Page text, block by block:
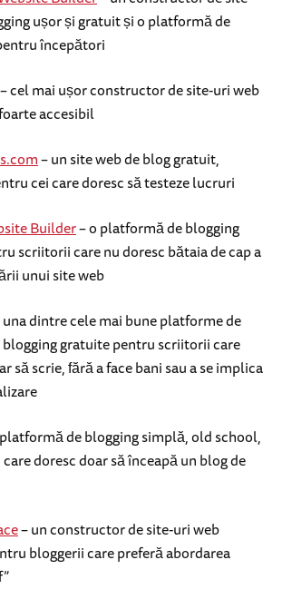
ușor și gratuit și o platformă de
începători
– cel mai ușor constructor de site-uri web
accesibil
– un site web de blog gratuit,
cei care doresc să testeze lucruri
Builder– o platformă de blogging
scriitorii care nu doresc bătaia de cap a
unui site web
una dintre cele mai bune platforme de
gratuite pentru scriitorii care
să scrie, fără a face bani sau a se implica
de blogging simplă, old school,
doresc doar să înceapă un blog de
– un constructor de site-uri web
bloggerii care preferă abordarea